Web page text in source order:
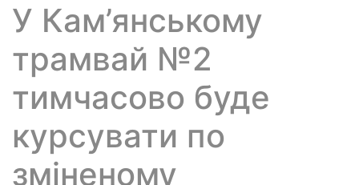
У Кам’янському
трамвай №2
тимчасово буде
курсувати по
зміненому